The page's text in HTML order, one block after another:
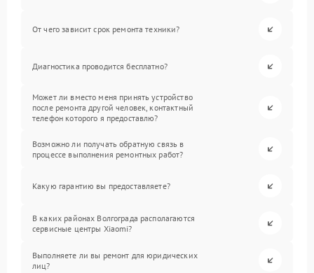
От чего зависит срок ремонта техники?
Диагностика проводится бесплатно?
Может ли вместо меня принять устройство
после ремонта другой человек, контактный
телефон которого я предоставлю?
Возможно ли получать обратную связь в
процессе выполнения ремонтных работ?
Какую гарантию вы предоставляете?
В каких районах Волгограда располагаются
сервисные центры Xiaomi?
Выполняете ли вы ремонт для юридических
лиц?